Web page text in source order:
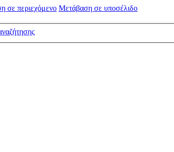
σε περιεχόμενο Μετάβαση σε υποσέλιδο